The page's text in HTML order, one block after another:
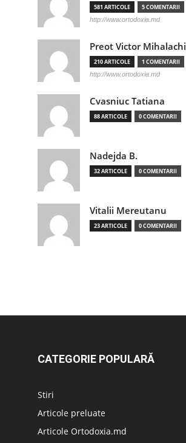
581 ARTICOLE 5 COMENTARII
http://www.ortodoxia.md
Preot Victor Mihalachi
210 ARTICOLE 1 COMENTARII
http://www.ortodoxia.md
Cvasniuc Tatiana
88 ARTICOLE 0 COMENTARII
Nadejda B.
32 ARTICOLE 0 COMENTARII
Vitalii Mereutanu
23 ARTICOLE 0 COMENTARII
CATEGORIE POPULARĂ
Stiri
Articole preluate
Articole Ortodoxia.md